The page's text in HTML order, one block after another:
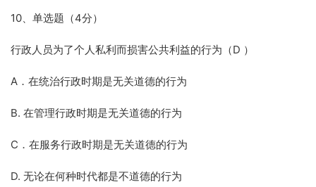
10、单选题（4分）
行政人员为了个人私利而损害公共利益的行为（D ）
A．在统治行政时期是无关道德的行为
B. 在管理行政时期是无关道德的行为
C．在服务行政时期是无关道德的行为
D. 无论在何种时代都是不道德的行为